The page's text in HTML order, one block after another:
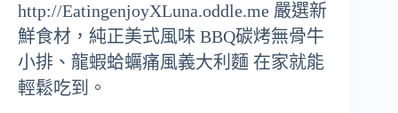
http://EatingenjoyXLuna.oddle.me 嚴選新
鮮食材，純正美式風味 BBQ碳烤無骨牛
小排、龍蝦蛤蠣痛風義大利麵 在家就能
輕鬆吃到。